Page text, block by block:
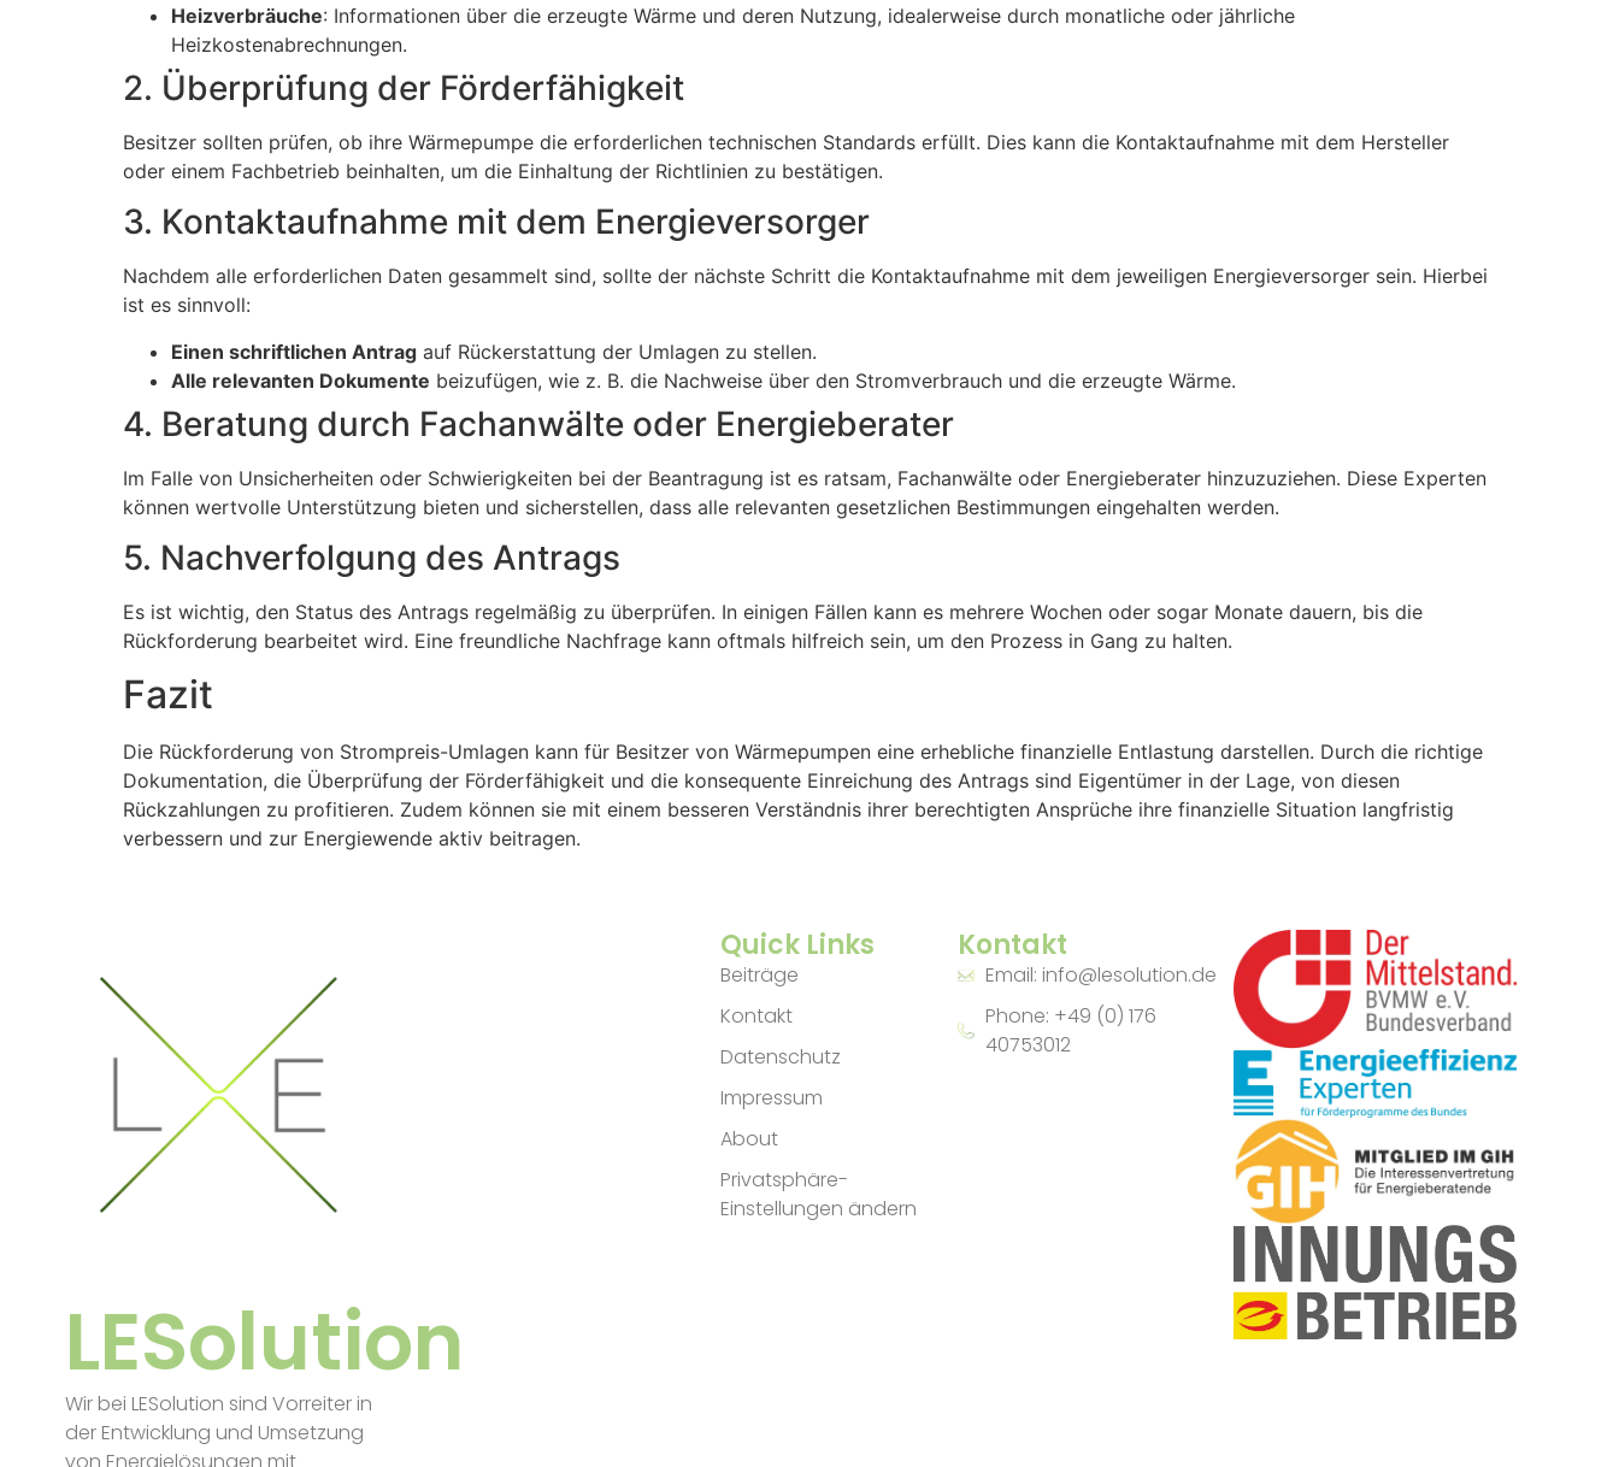
Heizverbräuche: Informationen über die erzeugte Wärme und deren Nutzung, idealerweise durch monatliche oder jährliche
Heizkostenabrechnungen.
2. Überprüfung der Förderfähigkeit
Besitzer sollten prüfen, ob ihre Wärmepumpe die erforderlichen technischen Standards erfüllt. Dies kann die Kontaktaufnahme mit dem Hersteller
oder einem Fachbetrieb beinhalten, um die Einhaltung der Richtlinien zu bestätigen.
3. Kontaktaufnahme mit dem Energieversorger
Nachdem alle erforderlichen Daten gesammelt sind, sollte der nächste Schritt die Kontaktaufnahme mit dem jeweiligen Energieversorger sein. Hierbei
ist es sinnvoll:
Einen schriftlichen Antrag auf Rückerstattung der Umlagen zu stellen.
Alle relevanten Dokumente beizufügen, wie z. B. die Nachweise über den Stromverbrauch und die erzeugte Wärme.
4. Beratung durch Fachanwälte oder Energieberater
Im Falle von Unsicherheiten oder Schwierigkeiten bei der Beantragung ist es ratsam, Fachanwälte oder Energieberater hinzuzuziehen. Diese Experten
können wertvolle Unterstützung bieten und sicherstellen, dass alle relevanten gesetzlichen Bestimmungen eingehalten werden.
5. Nachverfolgung des Antrags
Es ist wichtig, den Status des Antrags regelmäßig zu überprüfen. In einigen Fällen kann es mehrere Wochen oder sogar Monate dauern, bis die
Rückforderung bearbeitet wird. Eine freundliche Nachfrage kann oftmals hilfreich sein, um den Prozess in Gang zu halten.
Fazit
Die Rückforderung von Strompreis-Umlagen kann für Besitzer von Wärmepumpen eine erhebliche finanzielle Entlastung darstellen. Durch die richtige
Dokumentation, die Überprüfung der Förderfähigkeit und die konsequente Einreichung des Antrags sind Eigentümer in der Lage, von diesen
Rückzahlungen zu profitieren. Zudem können sie mit einem besseren Verständnis ihrer berechtigten Ansprüche ihre finanzielle Situation langfristig
verbessern und zur Energiewende aktiv beitragen.
LESolution
Wir bei LESolution sind Vorreiter in
der Entwicklung und Umsetzung
Quick Links
Beiträge
Kontakt
Datenschutz
Impressum
About
Privatsphäre-
Einstellungen ändern
Kontakt
Email: info@lesolution.de
Phone: +49 (0) 176
40753012